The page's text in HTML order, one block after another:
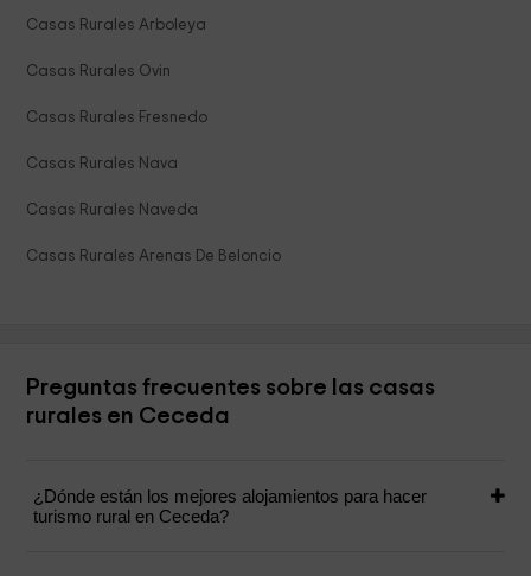
Casas Rurales Arboleya
Casas Rurales Ovin
Casas Rurales Fresnedo
Casas Rurales Nava
Casas Rurales Naveda
Casas Rurales Arenas De Beloncio
Preguntas frecuentes sobre las casas
rurales en Ceceda
¿Dónde están los mejores alojamientos para hacer
turismo rural en Ceceda?